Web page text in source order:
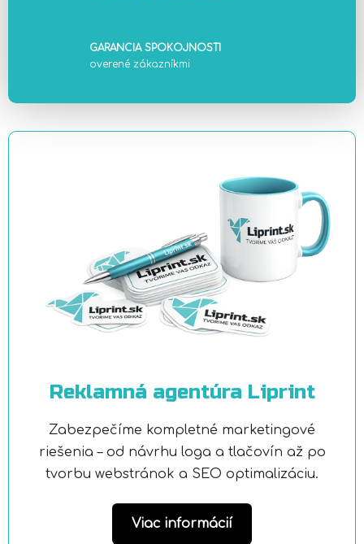
GARANCIA SPOKOJNOSTI
overené zákazníkmi
Reklamná agentúra Liprint
Zabezpečíme kompletné marketingové
riešenia – od návrhu loga a tlačovín až po
tvorbu webstránok a SEO optimalizáciu.
Viac informácií